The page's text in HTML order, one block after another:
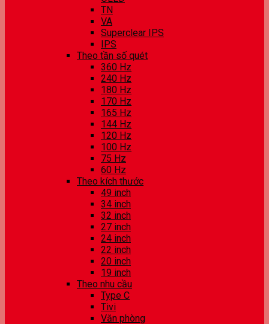
TN
VA
Superclear IPS
IPS
Theo tần số quét
360 Hz
240 Hz
180 Hz
170 Hz
165 Hz
144 Hz
120 Hz
100 Hz
75 Hz
60 Hz
Theo kích thước
49 inch
34 inch
32 inch
27 inch
24 inch
22 inch
20 inch
19 inch
Theo nhu cầu
Type C
Tivi
Văn phòng